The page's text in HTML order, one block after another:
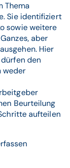
Thema
Sie identifiziert
sowie weitere
aber
Hier
den
weder
Beurteilung
aufteilen